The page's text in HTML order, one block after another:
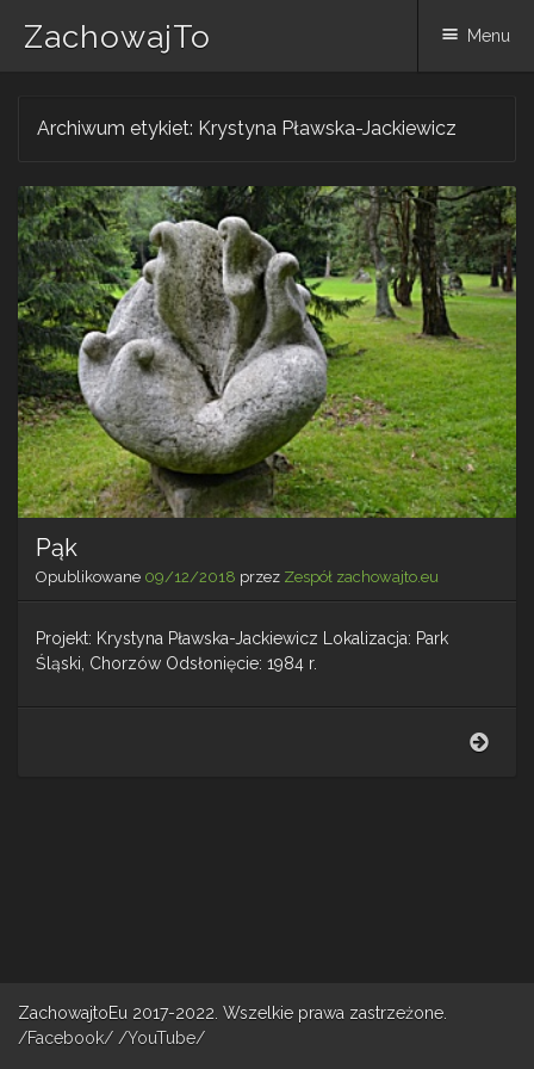
ZachowajTo Menu
Archiwum etykiet: Krystyna Pławska-Jackiewicz
Pąk
Opublikowane 09/12/2018 przez Zespół zachowajto.eu
Projekt: Krystyna Pławska-Jackiewicz Lokalizacja: Park
Śląski, Chorzów Odsłonięcie: 1984 r.
ZachowajtoEu 2017-2022. Wszelkie prawa zastrzeżone.
/Facebook/ /YouTube/